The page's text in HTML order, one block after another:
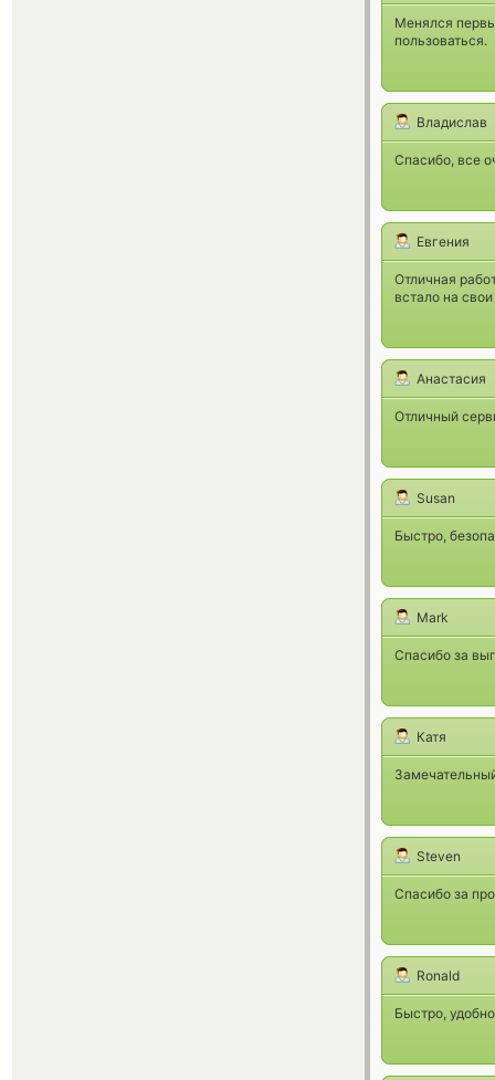
Менялся
пользоваться.
Владислав
Спасибо, все
Евгения
Отличная
встало на
Анастасия
Отличный
Susan
Быстро,
Mark
Спасибо за
Катя
Steven
Спасибо за
Ronald
Быстро,